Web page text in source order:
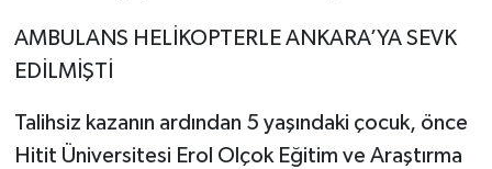
AMBULANS HELİKOPTERLE ANKARA’YA SEVK
EDİLMİŞTİ
Talihsiz kazanın ardından 5 yaşındaki çocuk, önce
Hitit Üniversitesi Erol Olçok Eğitim ve Araştırma
Sağlık